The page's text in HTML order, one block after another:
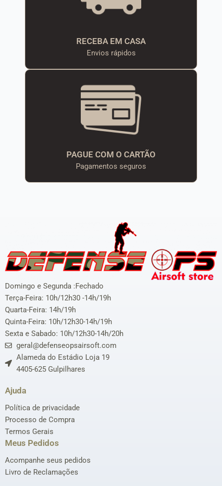
RECEBA EM CASA
Envios rápidos
PAGUE COM O CARTÃO
Pagamentos seguros
Domingo e Segunda :Fechado
Terça-Feira: 10h/12h30 -14h/19h
Quarta-Feira: 14h/19h
Quinta-Feira: 10h/12h30-14h/19h
Sexta e Sabado: 10h/12h30-14h/20h
geral@defenseopsairsoft.com
Alameda do Estádio Loja 19
4405-625 Gulpilhares
Ajuda
Política de privacidade
Processo de Compra
Termos Gerais
Meus Pedidos
Acompanhe seus pedidos
Livro de Reclamações